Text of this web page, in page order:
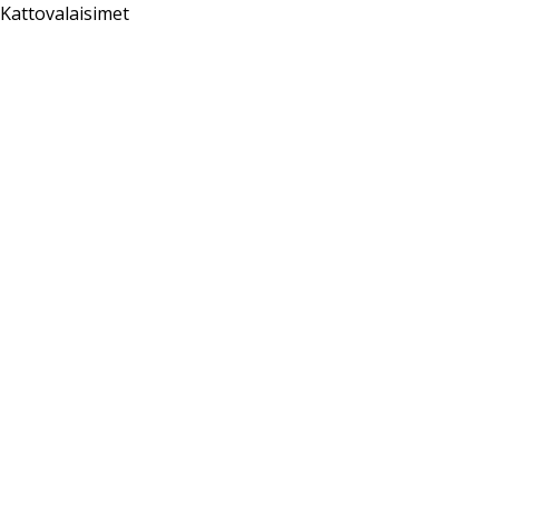
Kattovalaisimet